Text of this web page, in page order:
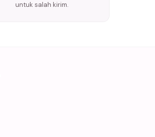
untuk salah kirim.